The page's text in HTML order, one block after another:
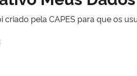
criado pela CAPES para que os